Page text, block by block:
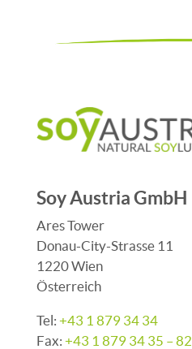
Soy Austria GmbH
Ares Tower
Donau-City-Strasse 11
1220 Wien
Österreich
Tel: +43 1 879 34 34
Fax: +43 1 879 34 35 – 82